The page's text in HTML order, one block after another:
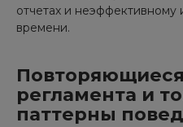
отчетах и неэффективному
времени.
регламента и
паттерны